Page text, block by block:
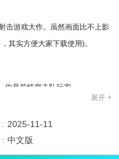
击游戏大作。虽然画面比不上影
其实方便大家下载使用)。
是前线突击队玩家。
猾的叛徒发动反击。
展开 +
2025-11-11
中文版